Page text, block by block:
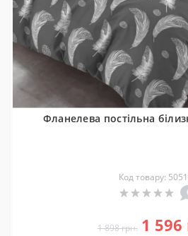
Фланелева постільна
Код товару:
1 898 грн. 1 596